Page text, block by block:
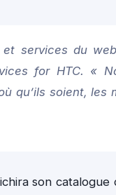
et services du
for HTC. «
qu’ils soient, les
son catalogue